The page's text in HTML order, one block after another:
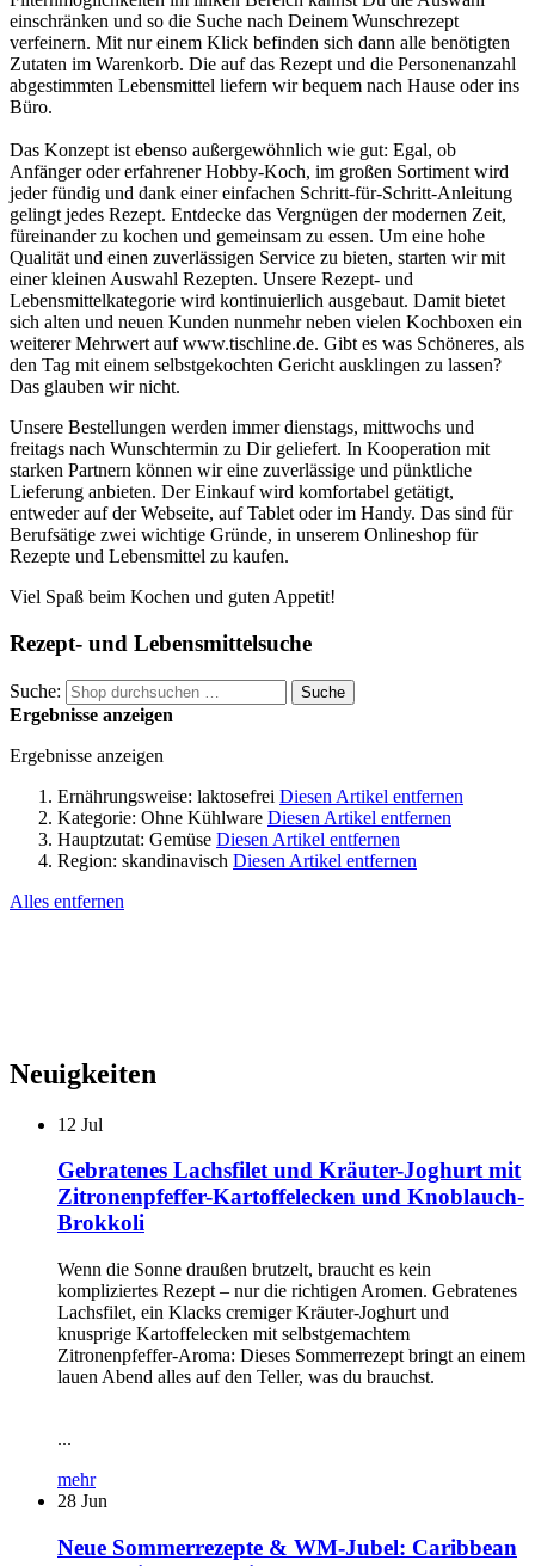
einschränken und so die Suche nach Deinem Wunschrezept
verfeinern. Mit nur einem Klick befinden sich dann alle benötigten
Zutaten im Warenkorb. Die auf das Rezept und die Personenanzahl
abgestimmten Lebensmittel liefern wir bequem nach Hause oder ins
Büro.
Das Konzept ist ebenso außergewöhnlich wie gut: Egal, ob
Anfänger oder erfahrener Hobby-Koch, im großen Sortiment wird
jeder fündig und dank einer einfachen Schritt-für-Schritt-Anleitung
gelingt jedes Rezept. Entdecke das Vergnügen der modernen Zeit,
füreinander zu kochen und gemeinsam zu essen. Um eine hohe
Qualität und einen zuverlässigen Service zu bieten, starten wir mit
einer kleinen Auswahl Rezepten. Unsere Rezept- und
Lebensmittelkategorie wird kontinuierlich ausgebaut. Damit bietet
sich alten und neuen Kunden nunmehr neben vielen Kochboxen ein
weiterer Mehrwert auf www.tischline.de. Gibt es was Schöneres, als
den Tag mit einem selbstgekochten Gericht ausklingen zu lassen?
Das glauben wir nicht.
Unsere Bestellungen werden immer dienstags, mittwochs und
freitags nach Wunschtermin zu Dir geliefert. In Kooperation mit
starken Partnern können wir eine zuverlässige und pünktliche
Lieferung anbieten. Der Einkauf wird komfortabel getätigt,
entweder auf der Webseite, auf Tablet oder im Handy. Das sind für
Berufsätige zwei wichtige Gründe, in unserem Onlineshop für
Rezepte und Lebensmittel zu kaufen.
Viel Spaß beim Kochen und guten Appetit!
Rezept- und Lebensmittelsuche
Suche: Suche
Ergebnisse anzeigen
Ergebnisse anzeigen
Ernährungsweise: laktosefrei Diesen Artikel entfernen
Kategorie: Ohne Kühlware Diesen Artikel entfernen
Hauptzutat: Gemüse Diesen Artikel entfernen
Region: skandinavisch Diesen Artikel entfernen
Alles entfernen
Neuigkeiten
12 Jul
Gebratenes Lachsfilet und Kräuter-Joghurt mit
Zitronenpfeffer-Kartoffelecken und Knoblauch-
Brokkoli
Wenn die Sonne draußen brutzelt, braucht es kein
kompliziertes Rezept – nur die richtigen Aromen. Gebratenes
Lachsfilet, ein Klacks cremiger Kräuter-Joghurt und
knusprige Kartoffelecken mit selbstgemachtem
Zitronenpfeffer-Aroma: Dieses Sommerrezept bringt an einem
lauen Abend alles auf den Teller, was du brauchst.
...
mehr
28 Jun
Neue Sommerrezepte & WM-Jubel: Caribbean